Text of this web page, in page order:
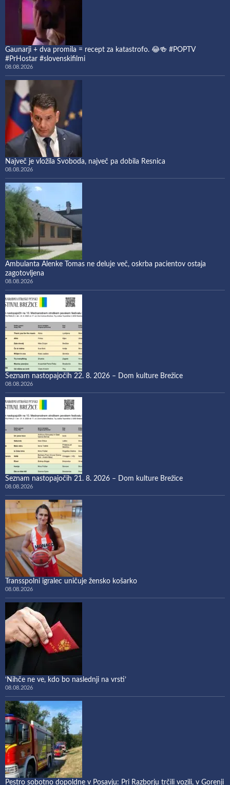
Gaunarji + dva promila = recept za katastrofo. 😂🍻 #POPTV
#PrHostar #slovenskifilmi
08.08.2026
Največ je vložila Svoboda, največ pa dobila Resnica
08.08.2026
Ambulanta Alenke Tomas ne deluje več, oskrba pacientov ostaja
zagotovljena
08.08.2026
Seznam nastopajočih 22. 8. 2026 – Dom kulture Brežice
08.08.2026
Seznam nastopajočih 21. 8. 2026 – Dom kulture Brežice
08.08.2026
Transspolni igralec uničuje žensko košarko
08.08.2026
‘Nihče ne ve, kdo bo naslednji na vrsti’
08.08.2026
Pestro sobotno dopoldne v Posavju: Pri Razborju trčili vozili, v Gorenji